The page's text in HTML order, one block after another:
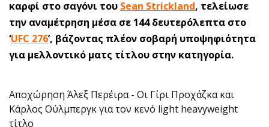
καρφί στο σαγόνι του Sean Strickland, τελείωσε
την αναμέτρηση μέσα σε 144 δευτερόλεπτα στο
‘UFC 276’, βάζοντας πλέον σοβαρή υποψηφιότητα
για μελλοντικό ματς τίτλου στην κατηγορία.
Αποχώρηση Άλεξ Περέιρα - Οι Γίρι Προχάζκα και
Κάρλος Ούλμπεργκ για τον κενό light heavyweight
τίτλο